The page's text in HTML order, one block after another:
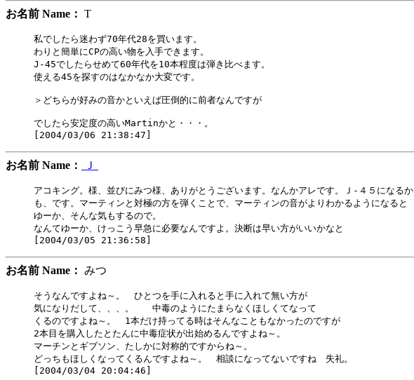
お名前 Name： T
私でしたら迷わず70年代28を買います。
わりと簡単にCPの高い物を入手できます。
J-45でしたらせめて60年代を10本程度は弾き比べます。
使える45を探すのはなかなか大変です。
＞どちらが好みの音かといえば圧倒的に前者なんですが
でしたら安定度の高いMartinかと・・・。
お名前 Name： Ｊ
アコキング。様、並びにみつ様、ありがとうございます。なんかアレです。Ｊ-４５になるか
も、です。マーティンと対極の方を弾くことで、マーティンの音がよりわかるようになると
ゆーか、そんな気もするので。
なんてゆーか、けっこう早急に必要なんですよ。決断は早い方がいいかなと
お名前 Name： みつ
そうなんですよね～。　ひとつを手に入れると手に入れて無い方が
気になりだして、、、。　　中毒のようにたまらなくほしくてなって
くるのですよね～。　1本だけ持ってる時はそんなこともなかったのですが
2本目を購入したとたんに中毒症状が出始めるんですよね～。
マーチンとギブソン、たしかに対称的ですからね～。
どっちもほしくなってくるんですよね～。　相談になってないですね　失礼。